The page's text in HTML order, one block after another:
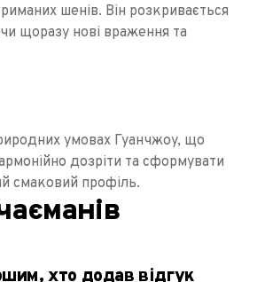
шенів. Він розкривається
щоразу нові враження та
умовах Гуанчжоу, що
дозріти та сформувати
смаковий профіль.
хто додав відгук